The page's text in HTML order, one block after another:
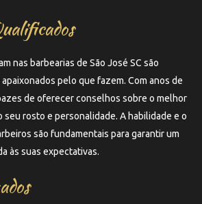
nas barbearias de São José SC são
pelo que fazem. Com anos de
de oferecer conselhos sobre o melhor
seu rosto e personalidade. A habilidade e o
são fundamentais para garantir um
às suas expectativas.